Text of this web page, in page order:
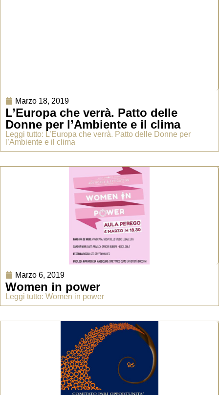
Marzo 18, 2019
L’Europa che verrà. Patto delle
Donne per l’Ambiente e il clima
Leggi tutto: L’Europa che verrà. Patto delle Donne per
l’Ambiente e il clima
Marzo 6, 2019
Women in power
Leggi tutto: Women in power